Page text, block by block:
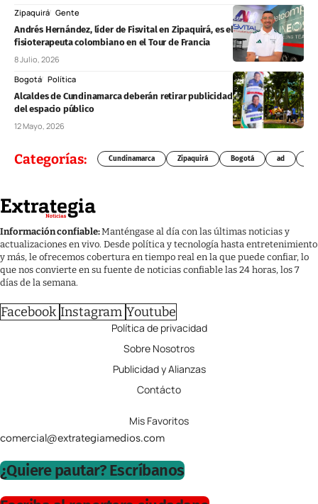
Zipaquirá Gente
Andrés Hernández, líder de Fisvital en Zipaquirá, es el primer
fisioterapeuta colombiano en el Tour de Francia
8 Julio, 2026
Bogotá Política
Alcaldes de Cundinamarca deberán retirar publicidad política vencida
del espacio público
12 Mayo, 2026
Categorías: Cundinamarca Zipaquirá Bogotá ad
Información confiable:Manténgase al día con las últimas noticias y
actualizaciones en vivo. Desde política y tecnología hasta entretenimiento
y más, le ofrecemos cobertura en tiempo real en la que puede confiar, lo
que nos convierte en su fuente de noticias confiable las 24 horas, los 7
días de la semana.
Facebook Instagram Youtube
Política de privacidad
Sobre Nosotros
Publicidad y Alianzas
Contácto
Mis Favoritos
comercial@extrategiamedios.com
¿Quiere pautar? Escríbanos